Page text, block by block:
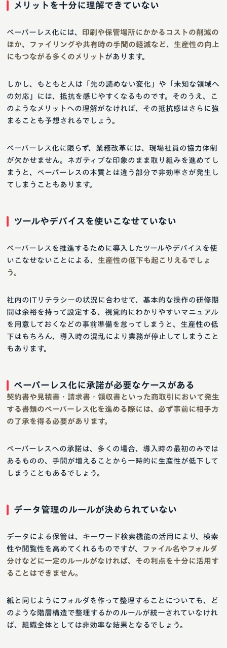
メリットを十分に理解できていない
ペーパーレス化には、
印刷や保管場所にかかるコストの削減の
ほか、ファイリングや共有時の手間の軽減など、生産性の向上
にもつながる多くのメリット があります。
しかし、もともと人は「先の読めない変化」や「未知な領域へ
の対応」には、抵抗を感じやすくなるものです。そのうえ、こ
のようなメリットへの理解がなければ、その抵抗感はさらに強
まることも予想されるでしょう。
ペーパーレス化に限らず、業務改革には、現場社員の協力体制
が欠かせません。ネガティブな印象のまま取り組みを進めてし
まうと、ペーパーレスの本質とは違う部分で非効率さが発生し
てしまうこともあります。
ツールやデバイスを使いこなせていない
ペーパーレスを推進するために導入したツールやデバイスを使
いこなせないことによる、 生産性の低下も起こりえるでしょ
う。
社内のITリテラシーの状況に合わせて、基本的な操作の研修期
間は余裕を持って設定する、視覚的にわかりやすいマニュアル
を用意しておくなどの事前準備を怠ってしまうと、生産性の低
下はもちろん、導入時の混乱により業務が停止してしまうこと
もあります。
ペーパーレス化に承諾が必要なケースがある
契約書や見積書・請求書・領収書といった商取引において発生
する書類のペーパーレス化を進める際には、必ず事前に相手方
の了承を得る必要があります。
ペーパーレスへの承諾は、多くの場合、導入時の最初のみでは
あるものの、手間が増えることから一時的に生産性が低下して
しまうこともあるでしょう。
データ管理のルールが決められていない
データによる保管は、キーワード検索機能の活用により、検索
性や閲覧性を高めてくれるものですが、
ファイル名やフォルダ
分けなどに一定のルールがなければ、その利点を十分に活用す
ることはできません。
紙と同じようにフォルダを作って整理することについても、ど
のような階層構造で整理するかのルールが統一されていなけれ
ば、組織全体としては非効率な結果となるでしょう。